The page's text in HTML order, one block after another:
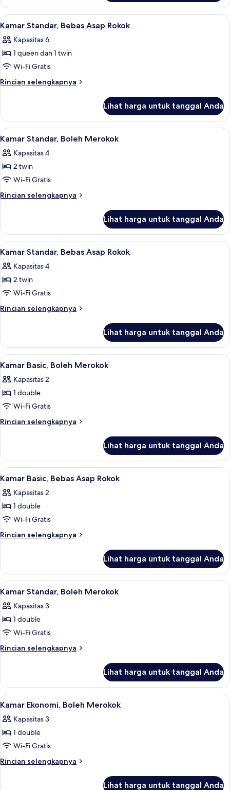
Kamar
Comfort,
Boleh
Lihat
semua
foto
untuk
Kamar
Standar,
Rokok
Meja kerja, setrika/meja setrika, Wi-
12
Kamar Standar, Bebas Asap Rokok
Kapasitas 6
1 queen dan 1 twin
Wi-Fi Gratis
Rincian selengkapnya
Rincian
Kamar
Standar,
Bebas
Rokok
Lihat harga untuk tanggal Anda
Lihat
semua
foto
untuk
Kamar
Standar,
Meja kerja, setrika/meja setrika, Wi-
13
Kamar Standar, Boleh Merokok
Kapasitas 4
2 twin
Wi-Fi Gratis
Rincian selengkapnya
Rincian
Kamar
Standar,
Boleh
Lihat harga untuk tanggal Anda
Lihat
semua
foto
untuk
Kamar
Standar,
Rokok
Meja kerja, setrika/meja setrika, Wi-
13
Kamar Standar, Bebas Asap Rokok
Kapasitas 4
2 twin
Wi-Fi Gratis
Rincian selengkapnya
Rincian
Kamar
Standar,
Bebas
Rokok
Lihat harga untuk tanggal Anda
Lihat
semua
foto
untuk
Kamar
Basic,
Meja kerja, setrika/meja setrika, Wi-
12
Kamar Basic, Boleh Merokok
Kapasitas 2
1 double
Wi-Fi Gratis
Rincian selengkapnya
Rincian
Kamar
Basic,
Boleh
Lihat harga untuk tanggal Anda
Lihat
semua
foto
untuk
Kamar
Basic,
Rokok
Meja kerja, setrika/meja setrika, Wi-
12
Kamar Basic, Bebas Asap Rokok
Kapasitas 2
1 double
Wi-Fi Gratis
Rincian selengkapnya
Rincian
Kamar
Basic,
Bebas
Rokok
Lihat harga untuk tanggal Anda
Lihat
semua
foto
untuk
Kamar
Standar,
Meja kerja, setrika/meja setrika, Wi-
13
Kamar Standar, Boleh Merokok
Kapasitas 3
1 double
Wi-Fi Gratis
Rincian selengkapnya
Rincian
Kamar
Standar,
Boleh
Lihat harga untuk tanggal Anda
Lihat
semua
foto
untuk
Kamar
Ekonomi,
Meja kerja, setrika/meja setrika, Wi-
12
Kamar Ekonomi, Boleh Merokok
Kapasitas 3
1 double
Wi-Fi Gratis
Rincian selengkapnya
Rincian
Lihat harga untuk tanggal Anda